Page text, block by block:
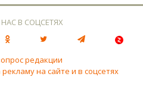
В СОЦСЕТЯХ
редакции
на сайте и в соцсетях